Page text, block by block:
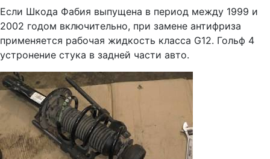
Если Шкода Фабия выпущена в период между 1999 и
2002 годом включительно, при замене антифриза
применяется рабочая жидкость класса G12. Гольф 4
устронение стука в задней части авто.